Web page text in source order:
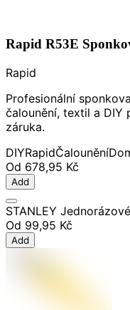
Rapid R53E
Rapid
Profesionální
čalounění, textil a DIY
záruka.
DIYRapidČalounění
Od 678,95 Kč
Add
STANLEY
Od 99,95 Kč
Add